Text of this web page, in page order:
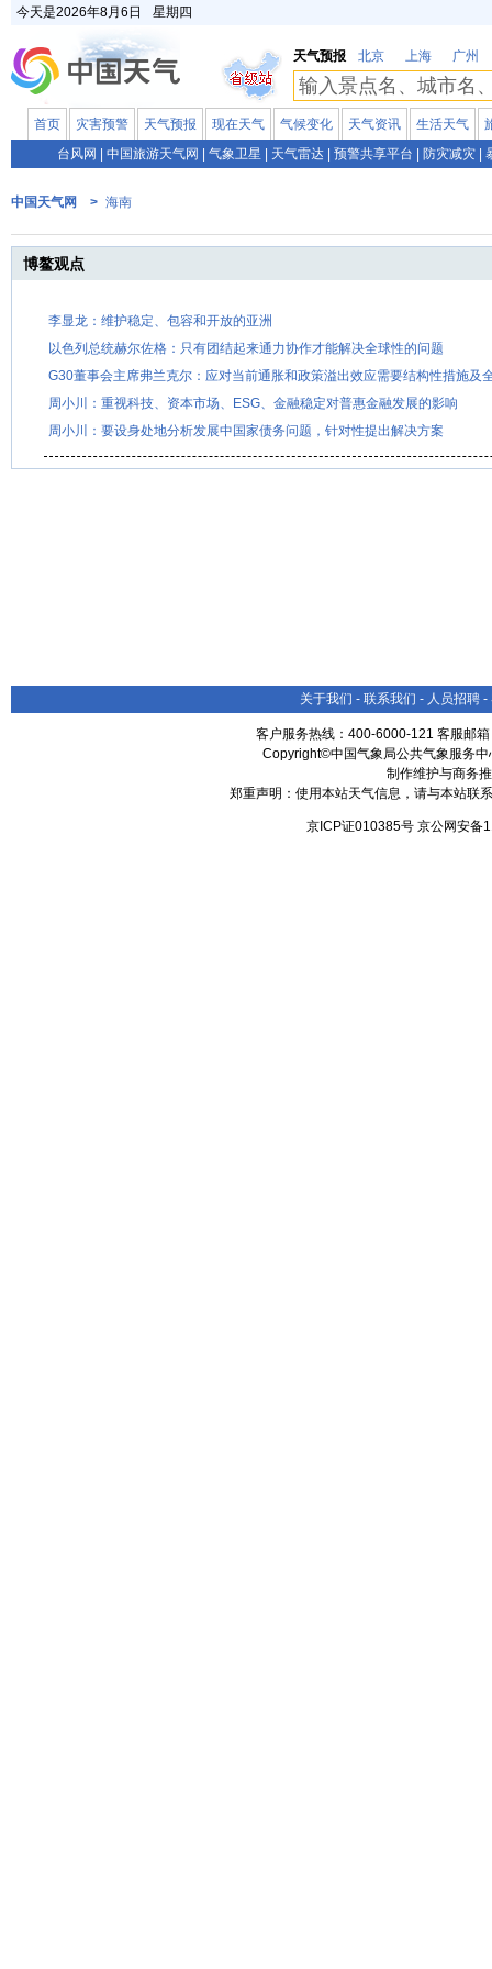
今天是2026年8月6日 星期四
天气预报 北京 上海 广州
首页 灾害预警 天气预报 现在天气 气候变化 天气资讯 生活天气
台风网
中国旅游天气网 气象卫星 天气雷达 预警共享平台 防灾减灾
中国天气网 > 海南
博鳌观点
李显龙：维护稳定、包容和开放的亚洲
以色列总统赫尔佐格：只有团结起来通力协作才能解决全球性的问题
G30董事会主席弗兰克尔：应对当前通胀和政策溢出效应需要结构性措施及
周小川：重视科技、资本市场、ESG、金融稳定对普惠金融发展的影响
周小川：要设身处地分析发展中国家债务问题，针对性提出解决方案
关于我们 - 联系我们 - 人员招聘 -
客户服务热线：400-6000-121 客服邮箱
Copyright©中国气象局公共气象服务
制作维护与商务
郑重声明：使用本站天气信息，请与本站联
京ICP证010385号 京公网安备